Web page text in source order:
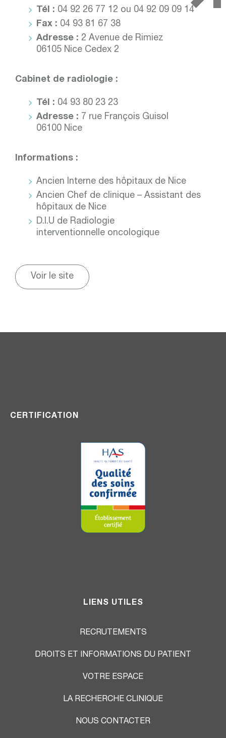
Tél : 04 92 26 77 12 ou 04 92 09 09 14
Fax : 04 93 81 67 38
Adresse :2 Avenue de Rimiez
06105 Nice Cedex 2
Cabinet de radiologie :
Tél : 04 93 80 23 23
Adresse : 7 rue François Guisol
06100 Nice
Informations :
Ancien Interne des hôpitaux de Nice
Ancien Chef de clinique – Assistant des
hôpitaux de Nice
D.I.U de Radiologie
interventionnelle oncologique
Voir le site
CERTIFICATION
LIENS UTILES
RECRUTEMENTS
DROITS ET INFORMATIONS DU PATIENT
VOTRE ESPACE
LA RECHERCHE CLINIQUE
NOUS CONTACTER